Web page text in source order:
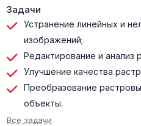
Задачи
Устранение линейных и
изображений;
Редактирование и анализ
Улучшение качества
Преобразование
объекты.
Все задачи